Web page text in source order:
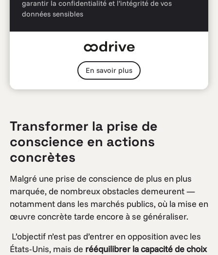
garantir la confidentialité et l’intégrité de vos
données sensibles
En savoir plus
Transformer la prise de
conscience en actions
concrètes
Malgré une prise de conscience de plus en plus
marquée, de nombreux obstacles demeurent —
notamment dans les marchés publics, où la mise en
œuvre concrète tarde encore à se généraliser.
L’objectif n’est pas d’entrer en opposition avec les
États-Unis, mais de rééquilibrer la capacité de choix